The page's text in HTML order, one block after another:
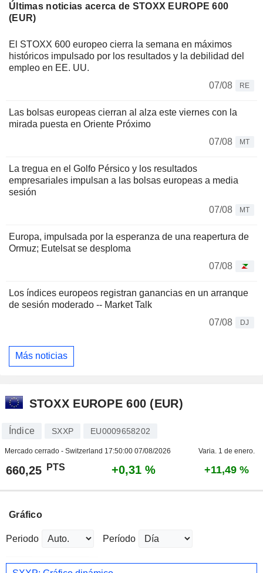
Últimas noticias acerca de STOXX EUROPE 600
(EUR)
El STOXX 600 europeo cierra la semana en máximos
históricos impulsado por los resultados y la debilidad del
empleo en EE. UU.
07/08
RE
Las bolsas europeas cierran al alza este viernes con la
mirada puesta en Oriente Próximo
07/08
MT
La tregua en el Golfo Pérsico y los resultados
empresariales impulsan a las bolsas europeas a media
sesión
07/08
MT
Europa, impulsada por la esperanza de una reapertura de
Ormuz; Eutelsat se desploma
07/08
Los índices europeos registran ganancias en un arranque
de sesión moderado -- Market Talk
07/08
DJ
Más noticias
STOXX EUROPE 600 (EUR)
Índice SXXP EU0009658202
Mercado cerrado - Switzerland 17:50:00 07/08/2026 Varia. 1 de enero.
660,25 PTS +0,31 % +11,49 %
Gráfico
Periodo Período